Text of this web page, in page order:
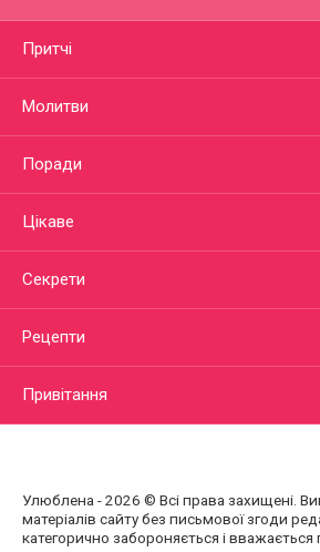
Притчі
Молитви
Поради
Цікаве
Секрети
Рецепти
Привітання
Улюблена - 2026 © Всі права захищені.
матеріалів сайту без письмової згоди
категорично забороняється і